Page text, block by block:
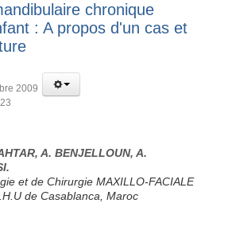
chronique
: A propos d'un cas et
2009
A. BENJELLOUN, A.
et de Chirurgie MAXILLO-FACIALE
de Casablanca, Maroc